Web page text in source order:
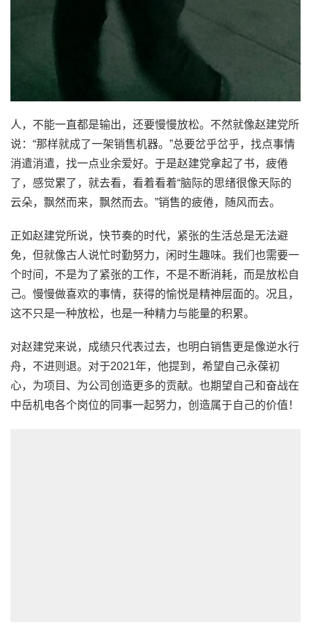
人，不能一直都是输出，还要慢慢放松。不然就像赵建党所
说：“那样就成了一架销售机器。”总要岔乎岔乎，找点事情
消遣消遣，找一点业余爱好。于是赵建党拿起了书，疲倦
了，感觉累了，就去看，看着看着“脑际的思绪很像天际的
云朵，飘然而来，飘然而去。”销售的疲倦，随风而去。
正如赵建党所说，快节奏的时代，紧张的生活总是无法避
免，但就像古人说忙时勤努力，闲时生趣味。我们也需要一
个时间，不是为了紧张的工作，不是不断消耗，而是放松自
己。慢慢做喜欢的事情，获得的愉悦是精神层面的。况且，
这不只是一种放松，也是一种精力与能量的积累。
对赵建党来说，成绩只代表过去，也明白销售更是像逆水行
舟，不进则退。对于2021年，他提到，希望自己永葆初
心，为项目、为公司创造更多的贡献。也期望自己和奋战在
中岳机电各个岗位的同事一起努力，创造属于自己的价值！